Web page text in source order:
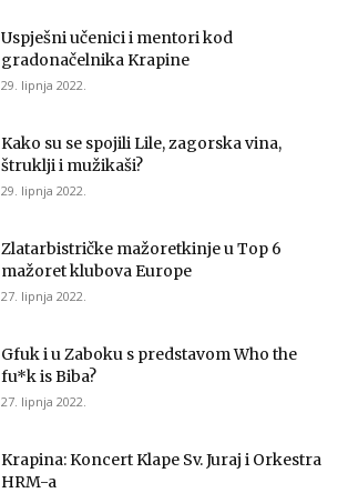
Uspješni učenici i mentori kod
gradonačelnika Krapine
29. lipnja 2022.
Kako su se spojili Lile, zagorska vina,
štruklji i mužikaši?
29. lipnja 2022.
Zlatarbistričke mažoretkinje u Top 6
mažoret klubova Europe
27. lipnja 2022.
Gfuk i u Zaboku s predstavom Who the
fu*k is Biba?
27. lipnja 2022.
Krapina: Koncert Klape Sv. Juraj i Orkestra
HRM-a